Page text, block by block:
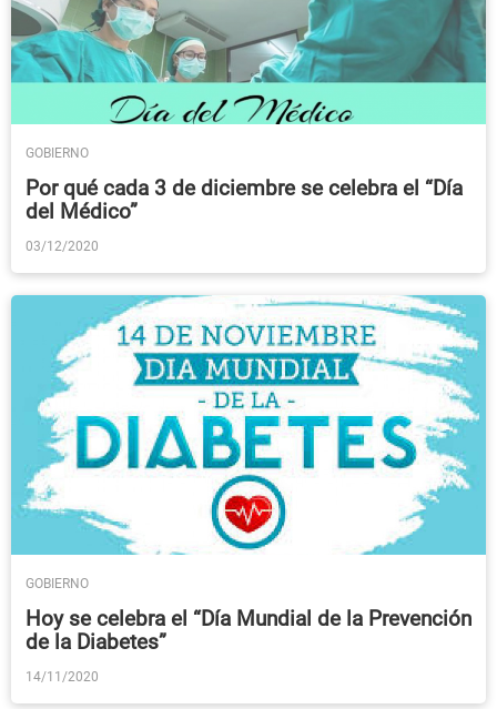
GOBIERNO
Por qué cada 3 de diciembre se celebra el “Día
del Médico”
03/12/2020
GOBIERNO
Hoy se celebra el “Día Mundial de la Prevención
de la Diabetes”
14/11/2020